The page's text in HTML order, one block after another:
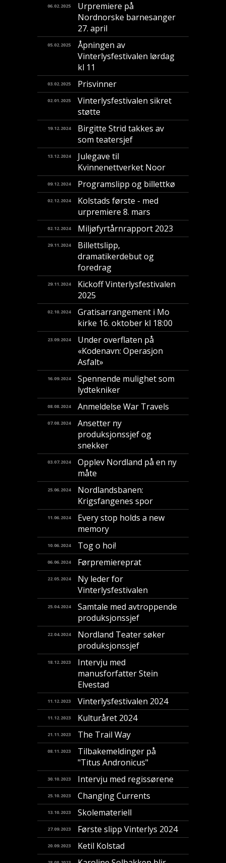
06.02.2025
Urpremiere på
Nordnorske barnesanger
27. april
05.02.2025
Åpningen av
Vinterlysfestivalen lørdag
kl 11
03.02.2025 Prisvinner
02.01.2025
Vinterlysfestivalen sikret
støtte
19.12.2024
Birgitte Strid takkes av
som teatersjef
13.12.2024
Julegave til
Kvinnenettverket Noor
09.12.2024 Programslipp og billettkø
02.12.2024
Kolstads første - med
urpremiere 8. mars
02.12.2024 Miljøfyrtårnrapport 2023
29.11.2024
Billettslipp,
dramatikerdebut og
foredrag
29.11.2024
Kickoff Vinterlysfestivalen
2025
02.10.2024
Gratisarrangement i Mo
kirke 16. oktober kl 18:00
23.09.2024
Under overflaten på
«Kodenavn: Operasjon
Asfalt»
16.09.2024
Spennende mulighet som
lydtekniker
08.08.2024 Anmeldelse War Travels
07.08.2024
Ansetter ny
produksjonssjef og
snekker
03.07.2024
Opplev Nordland på en ny
måte
25.06.2024
Nordlandsbanen:
Krigsfangenes spor
11.06.2024
Every stop holds a new
memory
10.06.2024 Tog o hoi!
06.06.2024 Førpremiereprat
22.05.2024
Ny leder for
Vinterlysfestivalen
25.04.2024
Samtale med avtroppende
produksjonssjef
22.04.2024
Nordland Teater søker
produksjonssjef
18.12.2023
Intervju med
manusforfatter Stein
Elvestad
11.12.2023 Vinterlysfestivalen 2024
11.12.2023 Kulturåret 2024
21.11.2023 The Trail Way
08.11.2023
Tilbakemeldinger på
"Titus Andronicus"
30.10.2023 Intervju med regissørene
25.10.2023 Changing Currents
13.10.2023 Skolemateriell
27.09.2023 Første slipp Vinterlys 2024
20.09.2023 Ketil Kolstad